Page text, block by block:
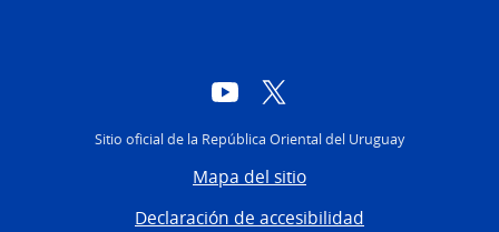
YouTube
Sitio oficial de la República Oriental del Uruguay
Mapa del sitio
Declaración de accesibilidad